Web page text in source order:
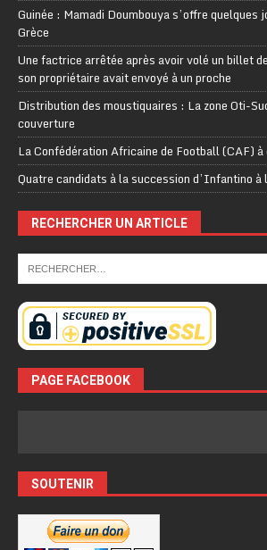
Guinée : Mamadi Doumbouya s’offre quelques
Grèce
Une factrice arrêtée après avoir volé un billet
son propriétaire avait envoyé à un proche
Distribution des moustiquaires : La zone Oti-
couverture
La Confédération Africaine de Football (CAF)
Quatre candidats à la succession d’Infantino
RECHERCHER UN ARTICLE
PAGE FACEBOOK
SOUTENIR